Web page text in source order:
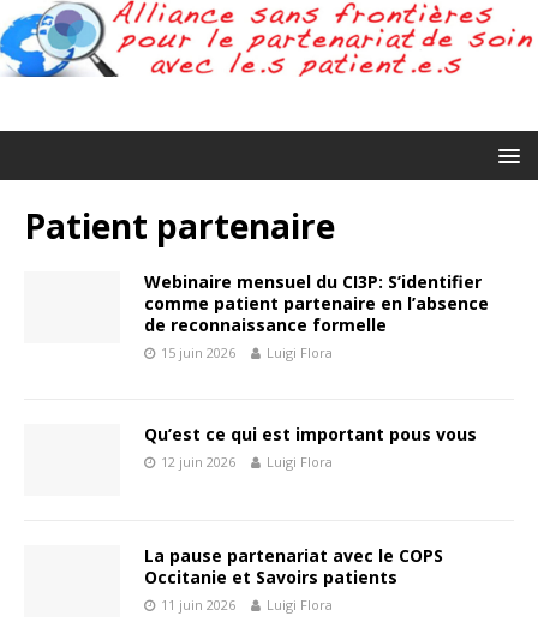
Patient partenaire
Webinaire mensuel du CI3P: S’identifier
comme patient partenaire en l’absence
de reconnaissance formelle
15 juin 2026 Luigi Flora
Qu’est ce qui est important pous vous
12 juin 2026 Luigi Flora
La pause partenariat avec le COPS
Occitanie et Savoirs patients
11 juin 2026 Luigi Flora